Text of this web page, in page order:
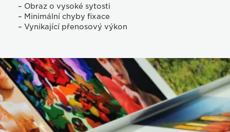
– Obraz o vysoké sytosti
– Minimální chyby fixace
– Vynikající přenosový výkon